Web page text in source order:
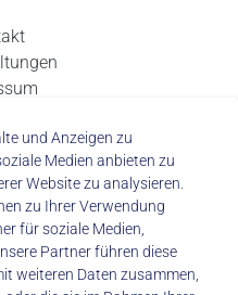
Dresden
und Anzeigen zu
Medien anbieten zu
Website zu analysieren.
zu Ihrer Verwendung
für soziale Medien,
Partner führen diese
weiteren Daten zusammen,